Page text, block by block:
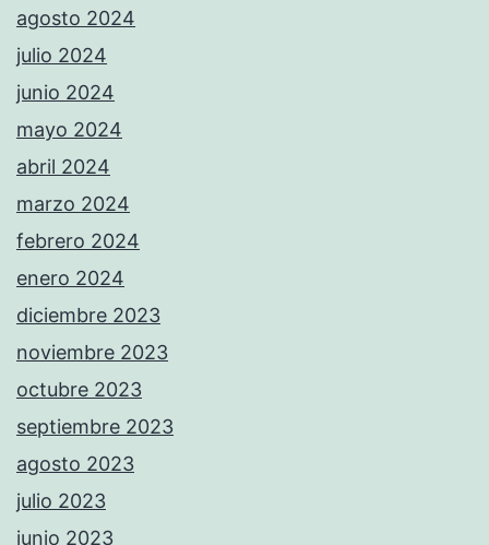
agosto 2024
julio 2024
junio 2024
mayo 2024
abril 2024
marzo 2024
febrero 2024
enero 2024
diciembre 2023
noviembre 2023
octubre 2023
septiembre 2023
agosto 2023
julio 2023
junio 2023